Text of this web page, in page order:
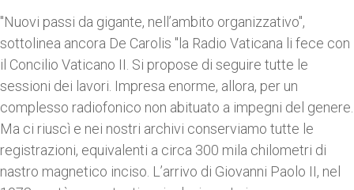
"Nuovi passi da gigante, nell’ambito organizzativo",
sottolinea ancora De Carolis "la Radio Vaticana li fece con
il Concilio Vaticano II. Si propose di seguire tutte le
sessioni dei lavori. Impresa enorme, allora, per un
complesso radiofonico non abituato a impegni del genere.
Ma ci riuscì e nei nostri archivi conserviamo tutte le
registrazioni, equivalenti a circa 300 mila chilometri di
nastro magnetico inciso. L’arrivo di Giovanni Paolo II, nel